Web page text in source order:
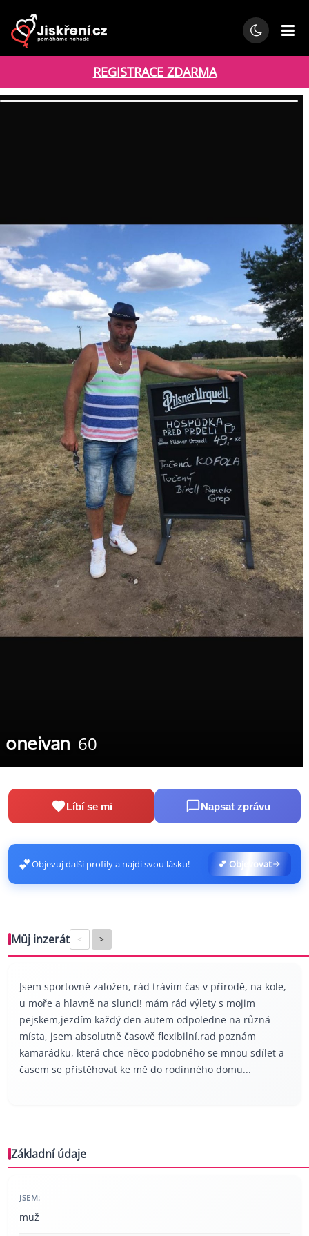
REGISTRACE ZDARMA
oneivan 60
Líbí se mi Napsat zprávu
💕Objevuj další profily a najdi svou lásku! 💕 Objevovat
Můj inzerát < >
Jsem sportovně založen, rád trávím čas v přírodě, na kole,
u moře a hlavně na slunci! mám rád výlety s mojim
pejskem,jezdím každý den autem odpoledne na různá
místa, jsem absolutně časově flexibilní.rad poznám
kamarádku, která chce něco podobného se mnou sdílet a
časem se přistěhovat ke mě do rodinného domu...
Základní údaje
JSEM:
muž